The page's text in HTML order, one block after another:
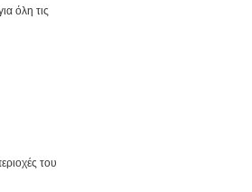
όλη τις
του